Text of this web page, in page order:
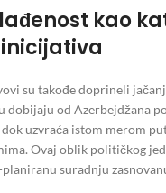
kao
su takođe doprineli
dobijaju od Azerbejdžana
uzvraća istom merom
Ovaj oblik političkog
suradnju